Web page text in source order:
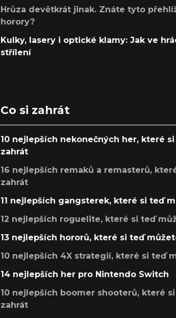
Hrůza devětkrát jinak. Znáte tyto
horory?
Kulky, lasery i optické klamy: Jak ve
střílení
Co si zahrát
10 nejlepších nekonečných her, které
zahrát
16 nejlepších remaků a remasterů,
zahrát
11 nejlepších gangsterek, které si teď
12 nejlepších roguelite, které si teď
13 nejlepších hororů, které si teď
10 nejlepších 4X strategií, které si teď
14 nejlepších her pro Nintendo Switch
10 nejlepších boomer shooterů, které
zahrát